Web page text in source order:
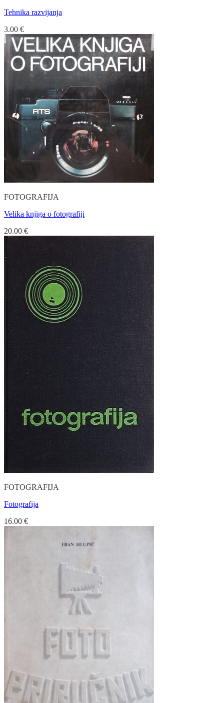
Tehnika razvijanja
3.00 €
FOTOGRAFIJA
Velika knjiga o fotografiji
20.00 €
FOTOGRAFIJA
Fotografija
16.00 €